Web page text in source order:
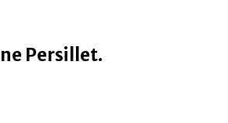
Persillet.